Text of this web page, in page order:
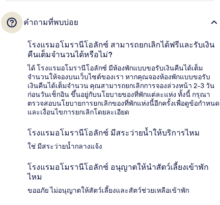
คำถามที่พบบ่อย
โรงแรมอโมรานีโอลักซ์ สามารถยกเลิกได้ฟรีและรับเงิน
คืนเต็มจำนวนได้หรือไม่?
ได้ โรงแรมอโมรานีโอลักซ์ มีห้องพักแบบขอรับเงินคืนได้เต็ม
จำนวนให้จองบนเว็บไซต์ของเรา หากคุณจองห้องพักแบบขอรับ
เงินคืนได้เต็มจำนวน คุณสามารถยกเลิกการจองล่วงหน้า 2-3 วัน
ก่อนวันเช็กอิน ขึ้นอยู่กับนโยบายของที่พักแต่ละแห่ง ทั้งนี้ กรุณา
ตรวจสอบนโยบายการยกเลิกของที่พักแห่งนี้อีกครั้งเพื่อดูข้อกำหนด
และเงื่อนไขการยกเลิกโดยละเอียด
โรงแรมอโมรานีโอลักซ์ มีสระว่ายน้ำให้บริการไหม
ใช่ มีสระว่ายน้ำกลางแจ้ง
โรงแรมอโมรานีโอลักซ์ อนุญาตให้นำสัตว์เลี้ยงเข้าพัก
ไหม
ขออภัย ไม่อนุญาตให้สัตว์เลี้ยงและสัตว์ช่วยเหลือเข้าพัก